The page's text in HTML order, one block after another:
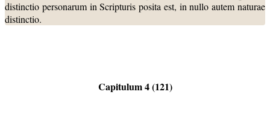
distinctio personarum in Scripturis posita est, in nullo autem naturae
distinctio.
Capitulum 4 (121)